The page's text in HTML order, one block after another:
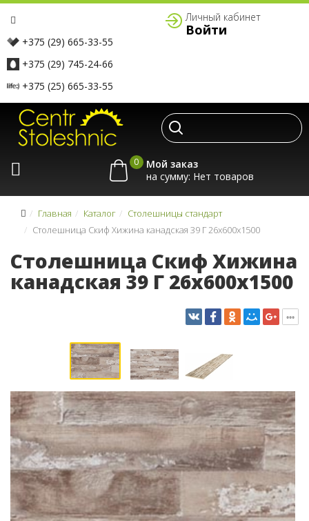
+375 (29) 665-33-55
+375 (29) 745-24-66
+375 (25) 665-33-55
Личный кабинет
Войти
0
Мой заказ
на сумму:
Главная Каталог
Столешницы стандарт
Столешница Скиф Хижина канадская 39 Г 26x600x1500
Столешница Скиф Хижина
канадская 39 Г 26x600x1500